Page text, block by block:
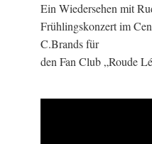
Ein Wiedersehen mit
Frühlingskonzert im
C.Brands für
den Fan Club „Roude